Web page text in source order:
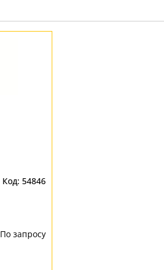
54846
По запросу